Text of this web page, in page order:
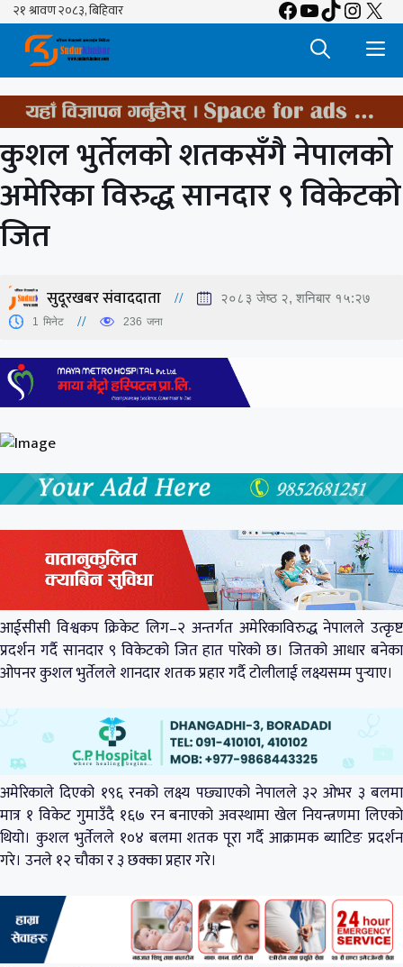
Skip
content
Facebook
YouTube
TikTok
X
कुशल भुर्तेलको शतकसँगै नेपालको
अमेरिका विरुद्ध सानदार ९ विकेटको
जित
सुदूरखबर संवाददाता २०८३ जेष्ठ २, शनिबार १५:२७
1 मिनेट 236 जना
आईसीसी विश्वकप क्रिकेट लिग–२ अन्तर्गत अमेरिकाविरुद्ध नेपालले उत्कृष्ट
प्रदर्शन गर्दै सानदार ९ विकेटको जित हात पारेको छ। जितको आधार बनेका
ओपनर कुशल भुर्तेलले शानदार शतक प्रहार गर्दै टोलीलाई लक्ष्यसम्म पुर्‍याए।
अमेरिकाले दिएको १९६ रनको लक्ष्य पछ्याएको नेपालले ३२ ओभर ३ बलमा
मात्र १ विकेट गुमाउँदै १६७ रन बनाएको अवस्थामा खेल नियन्त्रणमा लिएको
थियो। कुशल भुर्तेलले १०४ बलमा शतक पूरा गर्दै आक्रामक ब्याटिङ प्रदर्शन
गरे। उनले १२ चौका र ३ छक्का प्रहार गरे।